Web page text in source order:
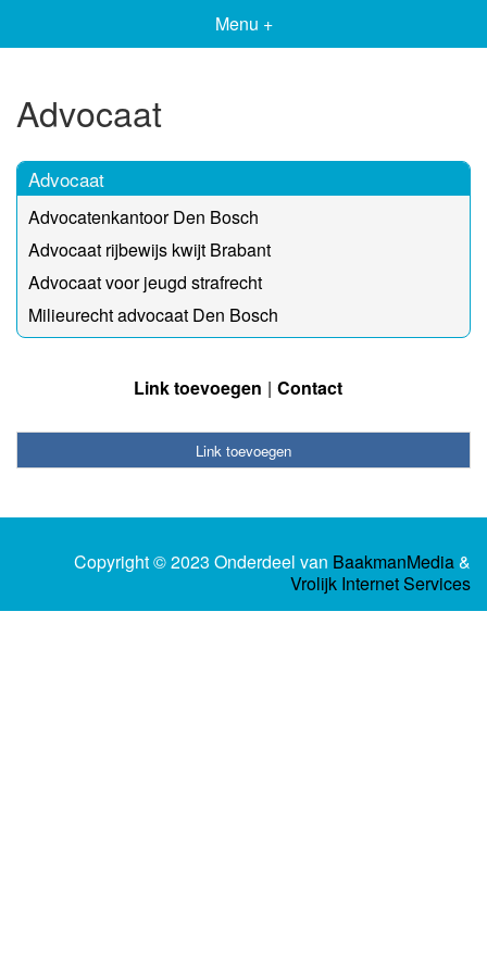
Menu +
Advocaat
Advocaat
Advocatenkantoor Den Bosch
Advocaat rijbewijs kwijt Brabant
Advocaat voor jeugd strafrecht
Milieurecht advocaat Den Bosch
Link toevoegen Contact
Link toevoegen
Copyright © 2023 Onderdeel van BaakmanMedia&
Vrolijk Internet Services